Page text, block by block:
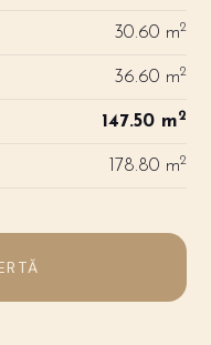
30.60 m2
36.60 m2
147.50 m2
178.80 m2